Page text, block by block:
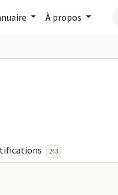
À propos
FormaPro
243